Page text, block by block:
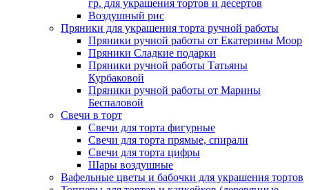
гр. для украшения тортов и десертов
Воздушный рис
Пряники для украшения торта ручной работы
Пряники ручной работы от Екатерины Моор
Пряники Сладкие подарки
Пряники ручной работы Татьяны
Курбаковой
Пряники ручной работы от Марины
Беспаловой
Свечи в торт
Свечи для торта фигурные
Свечи для торта прямые, спирали
Свечи для торта цифры
Шары воздушные
Вафельные цветы и бабочки для украшения тортов